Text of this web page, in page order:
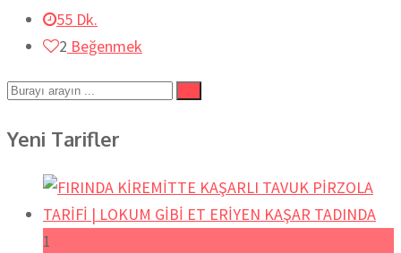
55 Dk.
2 Beğenmek
Yeni Tarifler
1